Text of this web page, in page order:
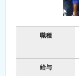
職種
給与